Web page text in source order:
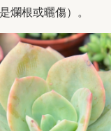
爛根或曬傷）。